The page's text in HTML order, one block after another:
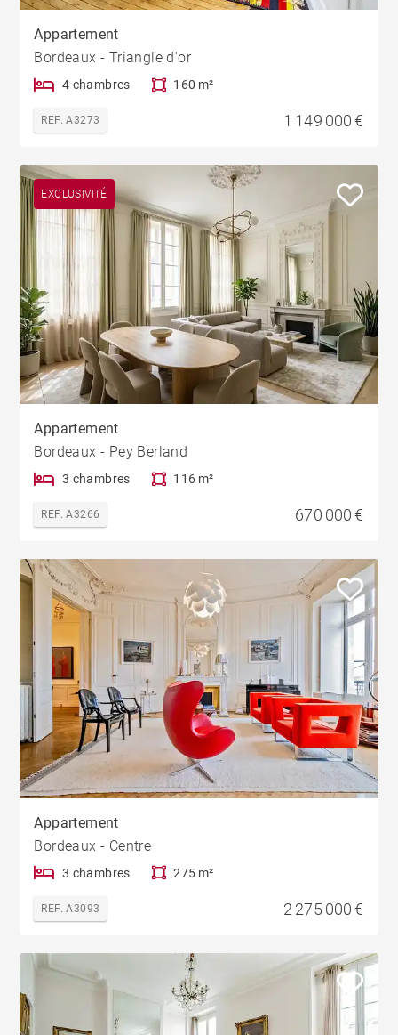
Appartement
Bordeaux - Triangle d'or
4 chambres 160 m²
REF. A3273 1 149 000 €
EXCLUSIVITÉ
Appartement
Bordeaux - Pey Berland
3 chambres 116 m²
REF. A3266 670 000 €
Appartement
Bordeaux - Centre
3 chambres 275 m²
REF. A3093 2 275 000 €